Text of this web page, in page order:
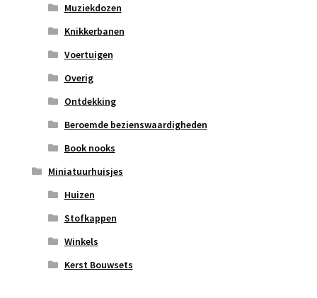
Muziekdozen
Knikkerbanen
Voertuigen
Overig
Ontdekking
Beroemde bezienswaardigheden
Book nooks
Miniatuurhuisjes
Huizen
Stofkappen
Winkels
Kerst Bouwsets